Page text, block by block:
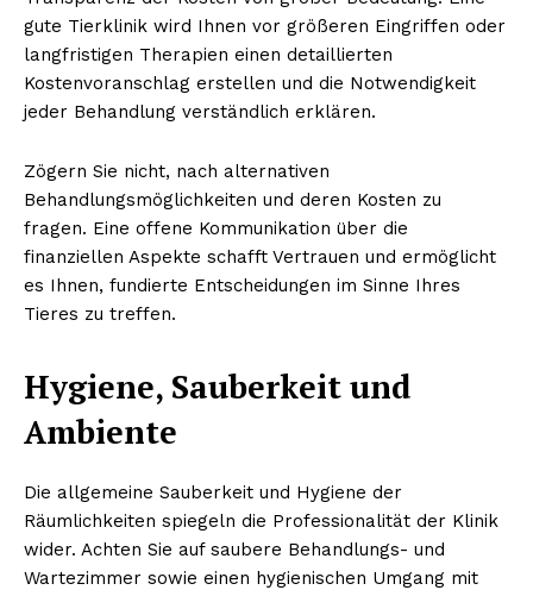
gute Tierklinik wird Ihnen vor größeren Eingriffen oder
langfristigen Therapien einen detaillierten
Kostenvoranschlag erstellen und die Notwendigkeit
jeder Behandlung verständlich erklären.
Zögern Sie nicht, nach alternativen
Behandlungsmöglichkeiten und deren Kosten zu
fragen. Eine offene Kommunikation über die
finanziellen Aspekte schafft Vertrauen und ermöglicht
es Ihnen, fundierte Entscheidungen im Sinne Ihres
Tieres zu treffen.
Hygiene, Sauberkeit und
Ambiente
Die allgemeine Sauberkeit und Hygiene der
Räumlichkeiten spiegeln die Professionalität der Klinik
wider. Achten Sie auf saubere Behandlungs- und
Wartezimmer sowie einen hygienischen Umgang mit